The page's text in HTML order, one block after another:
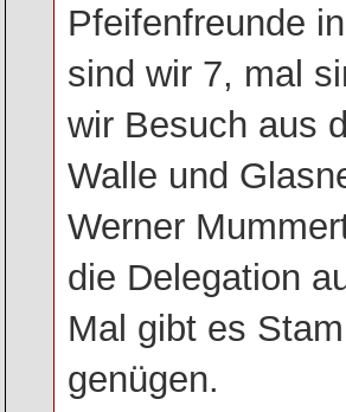
Pfeifenfreunde
sind wir 7, mal
wir Besuch aus
Walle und
Werner
die Delegation
Mal gibt es
genügen.